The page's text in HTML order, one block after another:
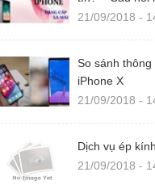
21/09/2018 -
So sánh thông
iPhone X
21/09/2018 -
Dịch vụ ép
21/09/2018 -